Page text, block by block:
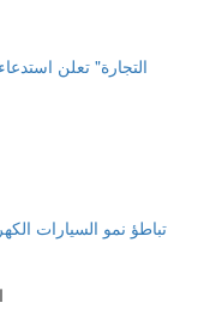
تباطؤ نمو السيارات